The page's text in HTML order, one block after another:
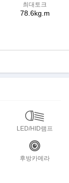
최대토크
78.6kg.m
LED/HID램프
후방카메라